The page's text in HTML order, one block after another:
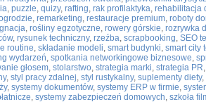
, puzzle, quizy, rafting, rak profilaktyka, rehabilitacja
, remarketing, restauracje premium, roboty
, rośliny egzotyczne, rowery górskie, rozrywka
, rysunek techniczny, rzeźba, scrapbooking, SEO
routine, składanie modeli, smart budynki, smart city
wydarzeń, spotkania networkingowe biznesowe,
głosem, stolarstwo, strategia marki, strategia PR
, styl pracy zdalnej, styl rustykalny, suplementy diety,
, systemy dokumentów, systemy ERP w firmie,
, systemy zabezpieczeń domowych, szkoła